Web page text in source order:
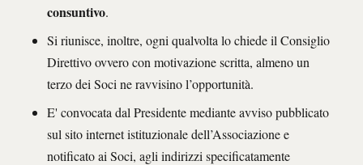
consuntivo.
Si riunisce, inoltre, ogni qualvolta lo chiede il Consiglio
Direttivo ovvero con motivazione scritta, almeno un
terzo dei Soci ne ravvisino l’opportunità.
E' convocata dal Presidente mediante avviso pubblicato
sul sito internet istituzionale dell’Associazione e
notificato ai Soci, agli indirizzi specificatamente